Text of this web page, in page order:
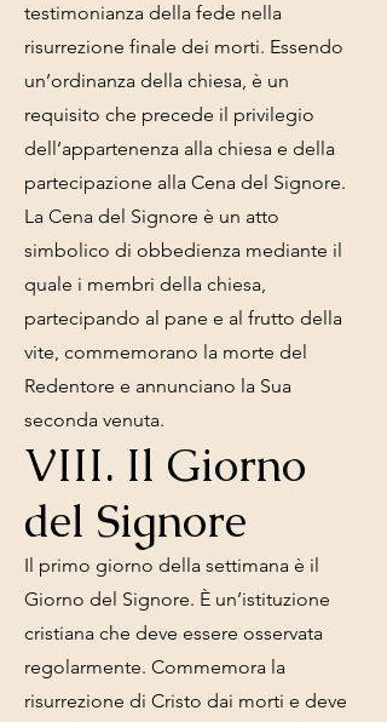
testimonianza della fede nella
risurrezione finale dei morti. Essendo
un’ordinanza della chiesa, è un
requisito che precede il privilegio
dell’appartenenza alla chiesa e della
partecipazione alla Cena del Signore.
La Cena del Signore è un atto
simbolico di obbedienza mediante il
quale i membri della chiesa,
partecipando al pane e al frutto della
vite, commemorano la morte del
Redentore e annunciano la Sua
seconda venuta.
VIII. Il Giorno
del Signore
Il primo giorno della settimana è il
Giorno del Signore. È un’istituzione
cristiana che deve essere osservata
regolarmente. Commemora la
risurrezione di Cristo dai morti e deve